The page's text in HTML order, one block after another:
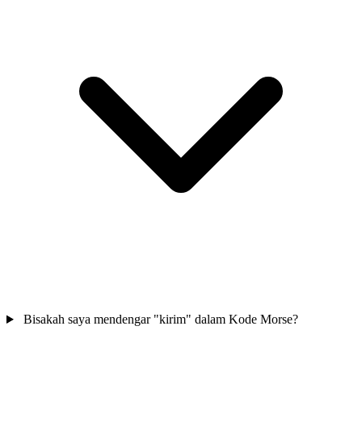
Bisakah saya mendengar "kirim" dalam Kode Morse?